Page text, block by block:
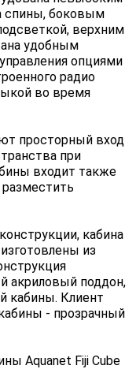
спины, боковым
верхним
удобным
опциями
радио
во время
просторный вход
при
входит также
кабина
из
акриловый поддон,
кабины. Клиент
- прозрачный
Aquanet Fiji Cube